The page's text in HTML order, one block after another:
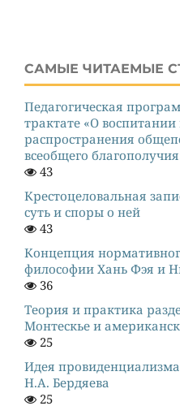
САМЫЕ ЧИТАЕМЫЕ
Педагогическая
трактате «О
распространения
всеобщего
43
Крестоцеловальная
суть и споры о ней
43
Концепция
философии Хань Фэя и
36
Теория и практика
Монтескье и
25
Идея
Н.А. Бердяева
25